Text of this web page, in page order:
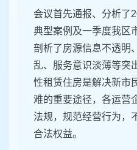
会议首先通报、分析了
典型案例及一季度我区
剖析了房源信息不透明
乱、服务意识淡薄等突
性租赁住房是解决新市
难的重要途径，各运营
法规，规范经营行为，
合法权益。